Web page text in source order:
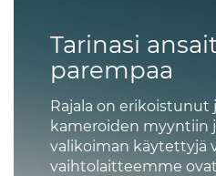
Tarinasi
parempaa
Rajala on
kameroiden myyntiin
valikoiman käytettyjä
vaihtolaitteemme